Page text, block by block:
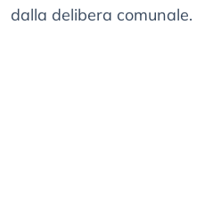
dalla delibera comunale.